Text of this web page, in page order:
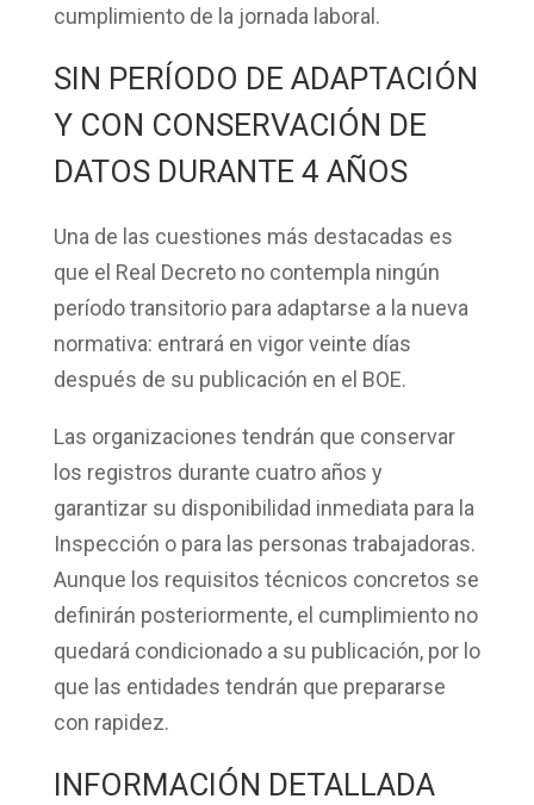
cumplimiento de la jornada laboral.
SIN PERÍODO DE ADAPTACIÓN
Y CON CONSERVACIÓN DE
DATOS DURANTE 4 AÑOS
Una de las cuestiones más destacadas es
que el Real Decreto no contempla ningún
período transitorio para adaptarse a la nueva
normativa: entrará en vigor veinte días
después de su publicación en el BOE.
Las organizaciones tendrán que conservar
los registros durante cuatro años y
garantizar su disponibilidad inmediata para la
Inspección o para las personas trabajadoras.
Aunque los requisitos técnicos concretos se
definirán posteriormente, el cumplimiento no
quedará condicionado a su publicación, por lo
que las entidades tendrán que prepararse
con rapidez.
INFORMACIÓN DETALLADA